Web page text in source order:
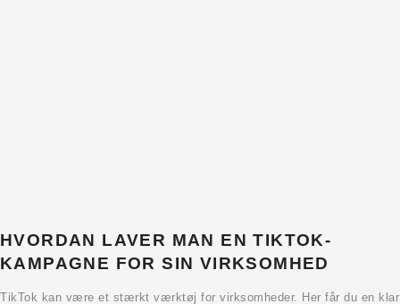
HVORDAN LAVER MAN EN TIKTOK-
KAMPAGNE FOR SIN VIRKSOMHED
TikTok kan være et stærkt værktøj for virksomheder. Her får du en klar